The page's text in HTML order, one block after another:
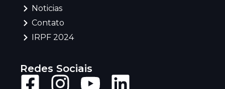
Noticias
Contato
IRPF 2024
Redes Sociais